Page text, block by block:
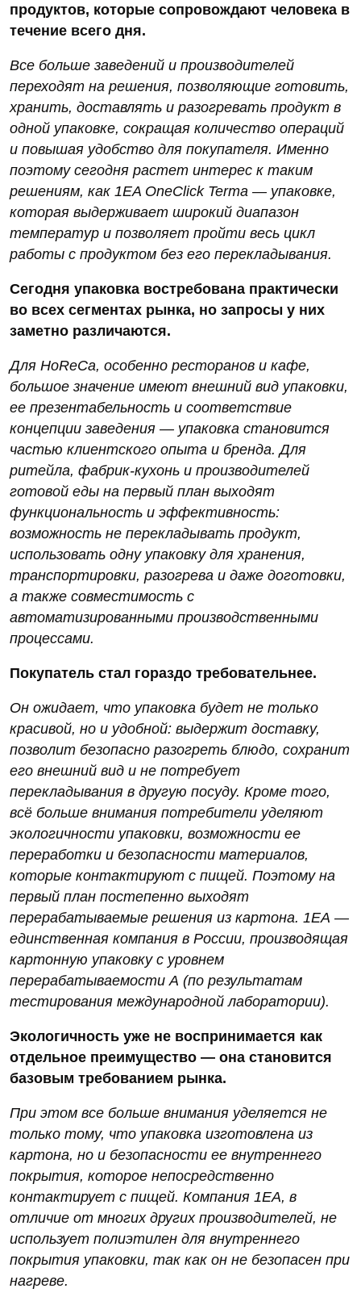
продуктов, которые сопровождают человека в
течение всего дня.
Все больше заведений и производителей
переходят на решения, позволяющие готовить,
хранить, доставлять и разогревать продукт в
одной упаковке, сокращая количество операций
и повышая удобство для покупателя. Именно
поэтому сегодня растет интерес к таким
решениям, как 1EA OneClick Terma — упаковке,
которая выдерживает широкий диапазон
температур и позволяет пройти весь цикл
работы с продуктом без его перекладывания.
Сегодня упаковка востребована практически
во всех сегментах рынка, но запросы у них
заметно различаются.
Для HoReCa, особенно ресторанов и кафе,
большое значение имеют внешний вид упаковки,
ее презентабельность и соответствие
концепции заведения — упаковка становится
частью клиентского опыта и бренда. Для
ритейла, фабрик-кухонь и производителей
готовой еды на первый план выходят
функциональность и эффективность:
возможность не перекладывать продукт,
использовать одну упаковку для хранения,
транспортировки, разогрева и даже доготовки,
а также совместимость с
автоматизированными производственными
процессами.
Покупатель стал гораздо требовательнее.
Он ожидает, что упаковка будет не только
красивой, но и удобной: выдержит доставку,
позволит безопасно разогреть блюдо, сохранит
его внешний вид и не потребует
перекладывания в другую посуду. Кроме того,
всё больше внимания потребители уделяют
экологичности упаковки, возможности ее
переработки и безопасности материалов,
которые контактируют с пищей. Поэтому на
первый план постепенно выходят
перерабатываемые решения из картона. 1ЕА —
единственная компания в России, производящая
картонную упаковку с уровнем
перерабатываемости А (по результатам
тестирования международной лаборатории).
Экологичность уже не воспринимается как
отдельное преимущество — она становится
базовым требованием рынка.
При этом все больше внимания уделяется не
только тому, что упаковка изготовлена из
картона, но и безопасности ее внутреннего
покрытия, которое непосредственно
контактирует с пищей. Компания 1ЕА, в
отличие от многих других производителей, не
использует полиэтилен для внутреннего
покрытия упаковки, так как он не безопасен при
нагреве.